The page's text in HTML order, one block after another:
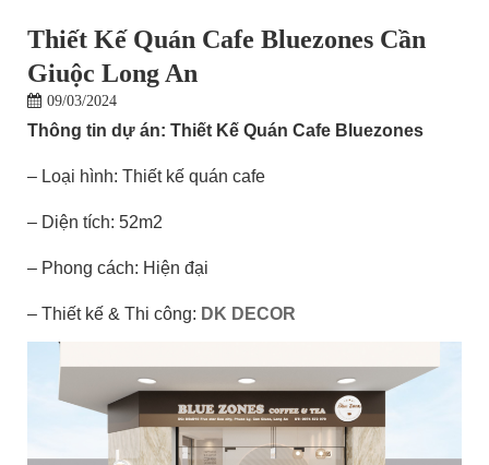
Thiết Kế Quán Cafe Bluezones Cần
Giuộc Long An
09/03/2024
Thông tin dự án: Thiết Kế Quán Cafe Bluezones
– Loại hình: Thiết kế quán cafe
– Diện tích: 52m2
– Phong cách: Hiện đại
– Thiết kế & Thi công: DK DECOR